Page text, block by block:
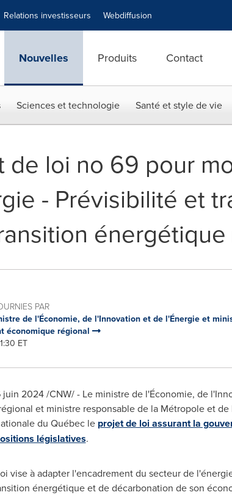
Relations investisseurs Webdiffusion
Nouvelles Produits Contact
Sciences et technologie Santé et style de vie
de loi no 69 pour
- Prévisibilité et
PAR
de l'Économie, de l'Innovation et de l'Énergie et
économique régional
ET
juin 2024/CNW/ - Le ministre de l'Économie, de
et ministre responsable de la Métropole et
du Québec le projet de loi assurant la
législatives.
vise à adapter l'encadrement du secteur de
énergétique et de décarbonation de son